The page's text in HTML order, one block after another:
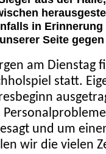
in
Seite
am Dienstag
statt.
und um
wir die vielen